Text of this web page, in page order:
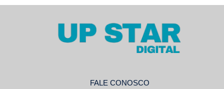
FALE CONOSCO